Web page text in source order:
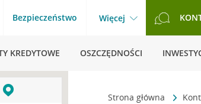
Bezpieczeństwo Więcej
KREDYTOWE OSZCZĘDNOŚCI
Strona główna